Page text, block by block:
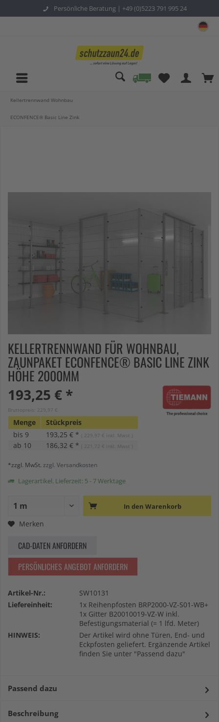
Persönliche Beratung | +49 (0)5223 791 995 24
Kellertrennwand Wohnbau
ECONFENCE® Basic Line Zink
KELLERTRENNWAND FÜR WOHNBAU,
ZAUNPAKET ECONFENCE® BASIC LINE ZINK
HÖHE 2000MM
193,25 € *
Bruttopreis: 229,97 €
Menge
Stückpreis
bis 9 193,25 € * ( 229,97 € inkl. Mwst )
ab 10 186,32 € * ( 221,72 € inkl. Mwst )
*zzgl. MwSt. zzgl. Versandkosten
Lagerartikel. Lieferzeit: 5 - 7 Werktage
In den Warenkorb
Merken
CAD-DATEN ANFORDERN
PERSÖNLICHES ANGEBOT ANFORDERN
Artikel-Nr.:
SW10131
Liefereinheit:
1x Reihenpfosten BRP2000-VZ-S01-WB+
1x Gitter B20010019-VZ-W inkl.
Befestigungsmaterial (= 1 lfd. Meter)
HINWEIS:
Der Artikel wird ohne Türen, End- und
Eckpfosten geliefert. Ergänzende Artikel
finden Sie unter "Passend dazu"
Passend dazu
Beschreibung